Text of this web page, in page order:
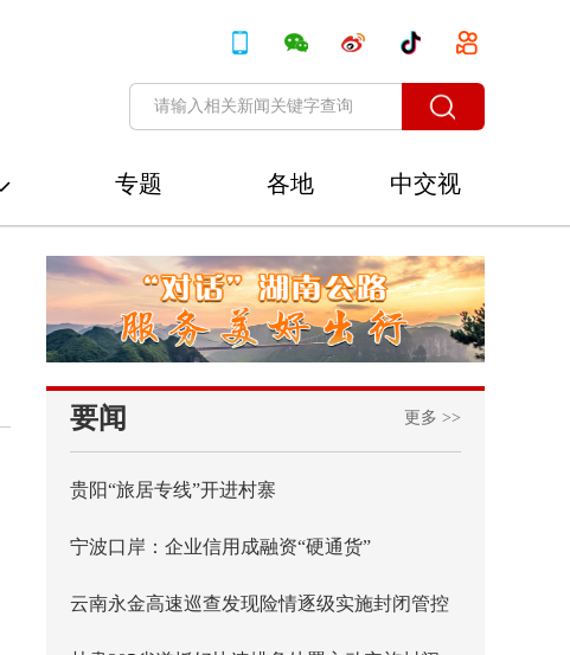
专题 各地
中交视
讯
要闻 更多 >>
贵阳“旅居专线”开进村寨
宁波口岸：企业信用成融资“硬通货”
云南永金高速巡查发现险情逐级实施封闭管控